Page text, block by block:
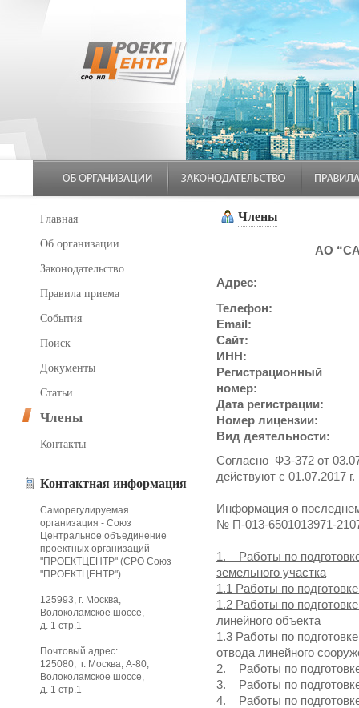
Главная
Об организации
Законодательство
Правила приема
События
Поиск
Документы
Статьи
Члены
Контакты
Контактная информация
Саморегулируемая
организация - Союз
Центральное объединение
проектных организаций
"ПРОЕКТЦЕНТР" (СРО Союз
"ПРОЕКТЦЕНТР")
125993, г. Москва,
Волоколамское шоссе,
д. 1 стр.1
Почтовый адрес:
125080, г. Москва, А-80,
Волоколамское шоссе,
д. 1 стр.1
Члены
АО
Адрес:
Телефон:
Email:
Сайт:
ИНН:
Регистрационный
номер:
Дата регистрации:
Номер лицензии:
Вид деятельности:
Согласно ФЗ-372 от
действуют с 01.07.2017 г.
Информация о
№ П-013-6501013971-
1. Работы по
земельного участка
1.1 Работы по
1.2 Работы по
линейного объекта
1.3 Работы по
отвода линейного
2. Работы по
3. Работы по
4. Работы по